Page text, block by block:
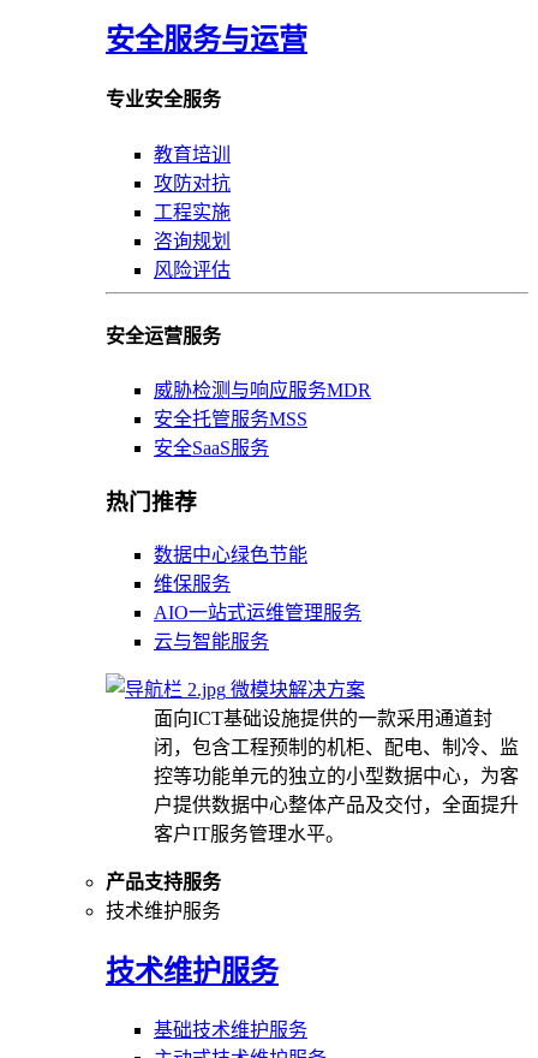
安全服务与运营
专业安全服务
教育培训
攻防对抗
工程实施
咨询规划
风险评估
安全运营服务
威胁检测与响应服务MDR
安全托管服务MSS
安全SaaS服务
热门推荐
数据中心绿色节能
维保服务
AIO一站式运维管理服务
云与智能服务
微模块解决方案
面向ICT基础设施提供的一款采用通道封
闭，包含工程预制的机柜、配电、制冷、监
控等功能单元的独立的小型数据中心，为客
户提供数据中心整体产品及交付，全面提升
客户IT服务管理水平。
产品支持服务
技术维护服务
技术维护服务
基础技术维护服务